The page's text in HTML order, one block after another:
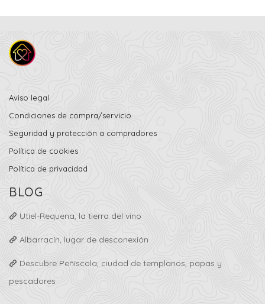
Aviso legal
Condiciones de compra/servicio
Seguridad y protección a compradores
Política de cookies
Política de privacidad
BLOG
Utiel-Requena, la tierra del vino
Albarracín, lugar de desconexión
Descubre Peñíscola, ciudad de templarios, papas y
pescadores